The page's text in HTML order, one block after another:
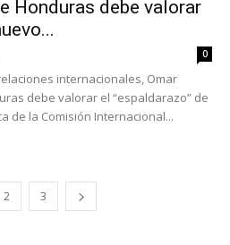
Honduras debe valorar
0
internacionales, Omar
debe valorar el “espaldarazo” de
de la Comisión Internacional...
2 3